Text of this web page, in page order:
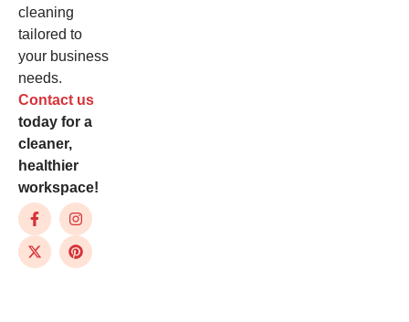
cleaning
tailored to
your business
needs.
Contact us
today for a
cleaner,
healthier
workspace!